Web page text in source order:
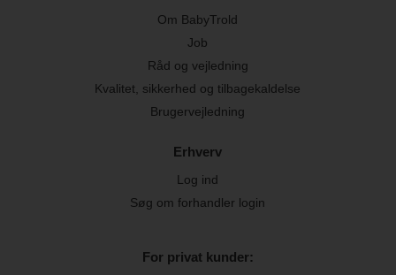
Om BabyTrold
Job
Råd og vejledning
Kvalitet, sikkerhed og tilbagekaldelse
Brugervejledning
Erhverv
Log ind
Søg om forhandler login
For privat kunder: